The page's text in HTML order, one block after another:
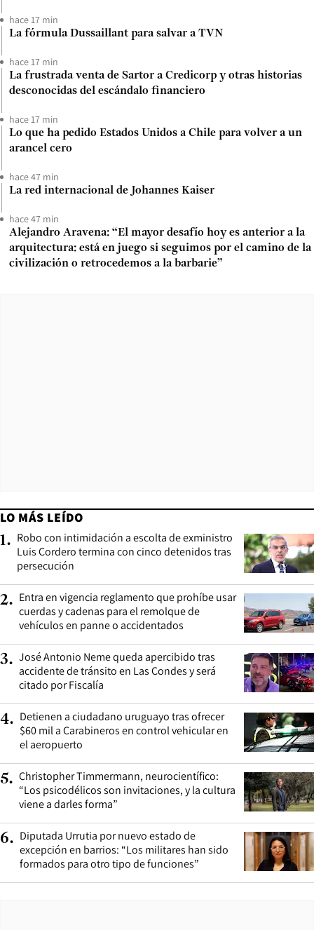
hace 17 min
La fórmula Dussaillant para salvar a TVN
hace 17 min
La frustrada venta de Sartor a Credicorp y otras historias
desconocidas del escándalo financiero
hace 17 min
Lo que ha pedido Estados Unidos a Chile para volver a un
arancel cero
hace 47 min
La red internacional de Johannes Kaiser
hace 47 min
Alejandro Aravena: “El mayor desafío hoy es anterior a la
arquitectura: está en juego si seguimos por el camino de la
civilización o retrocedemos a la barbarie”
LO MÁS LEÍDO
1. Robo con intimidación a escolta de exministro
Luis Cordero termina con cinco detenidos tras
persecución
2. Entra en vigencia reglamento que prohíbe usar
cuerdas y cadenas para el remolque de
vehículos en panne o accidentados
3. José Antonio Neme queda apercibido tras
accidente de tránsito en Las Condes y será
citado por Fiscalía
4. Detienen a ciudadano uruguayo tras ofrecer
$60 mil a Carabineros en control vehicular en
el aeropuerto
5. Christopher Timmermann, neurocientífico:
“Los psicodélicos son invitaciones, y la cultura
viene a darles forma”
6. Diputada Urrutia por nuevo estado de
excepción en barrios: “Los militares han sido
formados para otro tipo de funciones”